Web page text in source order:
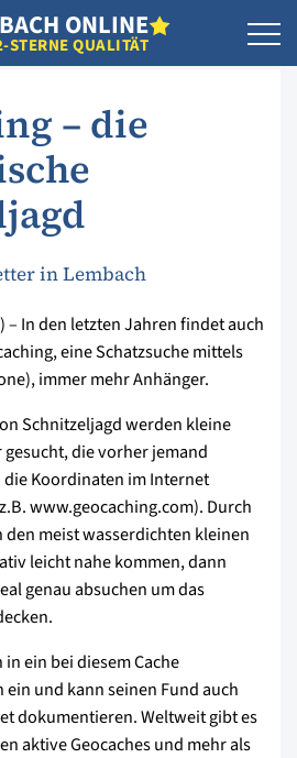
ONLINE
STERNE QUALITÄT
– die
in Lembach
– In den letzten Jahren findet auch
eine Schatzsuche mittels
immer mehr Anhänger.
Schnitzeljagd werden kleine
die vorher jemand
Koordinaten im Internet
www.geocaching.com). Durch
den meist wasserdichten kleinen
leicht nahe kommen, dann
genau absuchen um das
ein bei diesem Cache
und kann seinen Fund auch
dokumentieren. Weltweit gibt es
aktive Geocaches und mehr als